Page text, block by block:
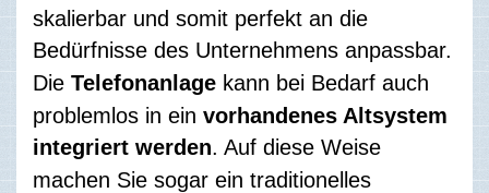
skalierbar und somit perfekt an die
Bedürfnisse des Unternehmens anpassbar.
Die Telefonanlage kann bei Bedarf auch
problemlos in ein vorhandenes Altsystem
integriert werden. Auf diese Weise
machen Sie sogar ein traditionelles